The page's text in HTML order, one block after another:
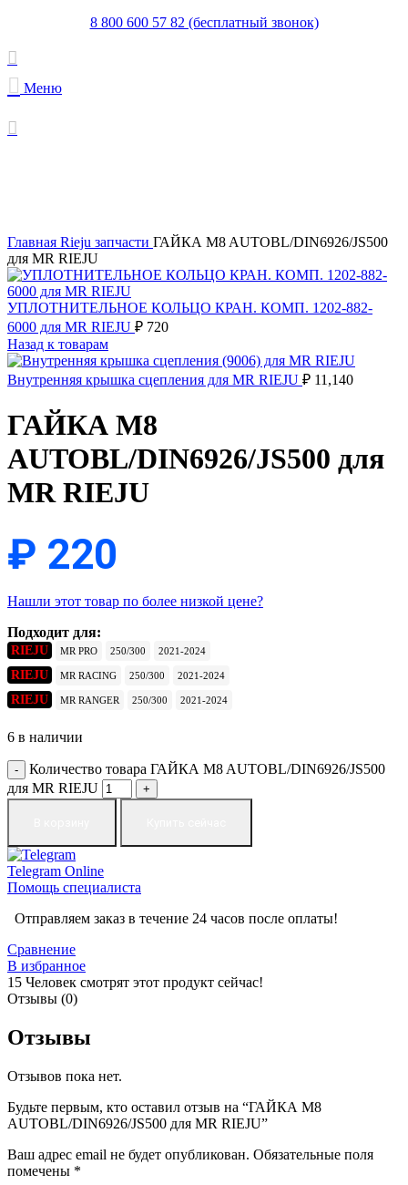
8 800 600 57 82 (бесплатный звонок)
Меню
Главная Rieju запчасти ГАЙКА M8 AUTOBL/DIN6926/JS500
для MR RIEJU
УПЛОТНИТЕЛЬНОЕ КОЛЬЦО КРАН. КОМП. 1202-882-
6000 для MR RIEJU ₽ 720
Назад к товарам
Внутренняя крышка сцепления для MR RIEJU ₽ 11,140
ГАЙКА M8
AUTOBL/DIN6926/JS500 для
MR RIEJU
₽ 220
Нашли этот товар по более низкой цене?
Подходит для:
RIEJU MR PRO 250/300 2021-2024
RIEJU MR RACING 250/300 2021-2024
RIEJU MR RANGER 250/300 2021-2024
6 в наличии
Количество товара ГАЙКА M8 AUTOBL/DIN6926/JS500
для MR RIEJU
Telegram Online
Помощь специалиста
Отправляем заказ в течение 24 часов после оплаты!
Сравнение
В избранное
15 Человек смотрят этот продукт сейчас!
Отзывы (0)
Отзывы
Отзывов пока нет.
Будьте первым, кто оставил отзыв на “ГАЙКА M8
AUTOBL/DIN6926/JS500 для MR RIEJU”
Ваш адрес email не будет опубликован. Обязательные поля
помечены *